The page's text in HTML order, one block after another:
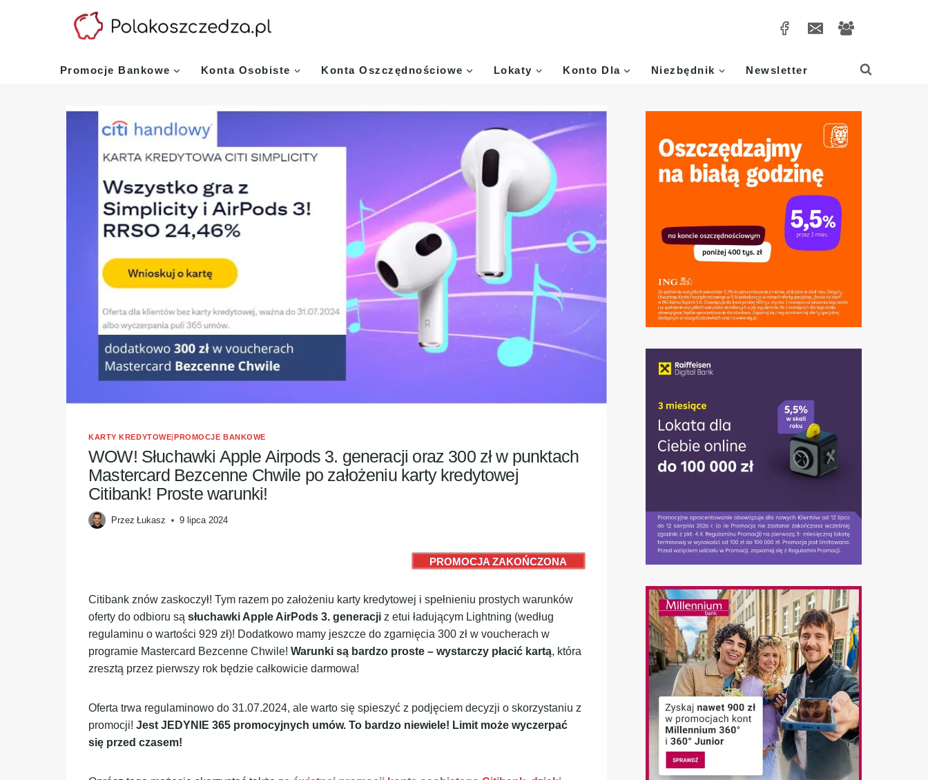
Promocje Bankowe Konta Osobiste Konta Oszczędnościowe Lokaty Konto Dla Niezbędnik Newsletter
KARTY KREDYTOWE|PROMOCJE BANKOWE
WOW! Słuchawki Apple Airpods 3. generacji oraz 300 zł w punktach
Mastercard Bezcenne Chwile po założeniu karty kredytowej
Citibank! Proste warunki!
Przez Łukasz 9 lipca 2024
PROMOCJA ZAKOŃCZONA
Citibank znów zaskoczył! Tym razem po założeniu karty kredytowej i spełnieniu prostych warunków
oferty do odbioru są słuchawki Apple AirPods 3. generacji z etui ładującym Lightning (według
regulaminu o wartości 929 zł)! Dodatkowo mamy jeszcze do zgarnięcia 300 zł w voucherach w
programie Mastercard Bezcenne Chwile! Warunki są bardzo proste – wystarczy płacić kartą, która
zresztą przez pierwszy rok będzie całkowicie darmowa!
Oferta trwa regulaminowo do 31.07.2024, ale warto się spieszyć z podjęciem decyzji o skorzystaniu z
promocji! Jest JEDYNIE 365 promocyjnych umów. To bardzo niewiele! Limit może wyczerpać
się przed czasem!